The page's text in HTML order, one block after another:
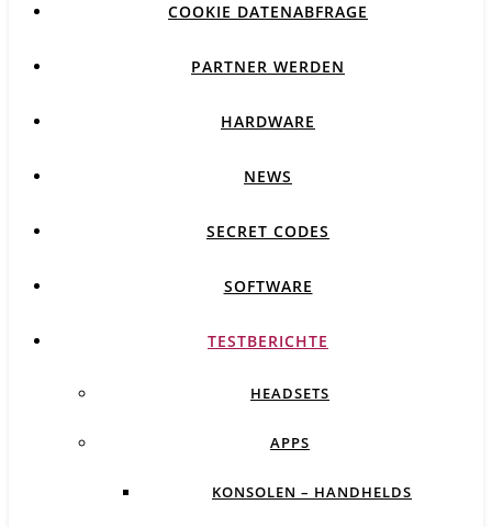
COOKIE DATENABFRAGE
PARTNER WERDEN
HARDWARE
NEWS
SECRET CODES
SOFTWARE
TESTBERICHTE
HEADSETS
APPS
KONSOLEN – HANDHELDS